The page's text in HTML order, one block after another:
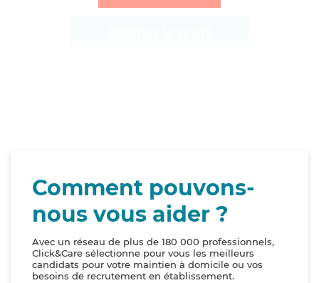
Comment pouvons-
nous vous aider ?
Avec un réseau de plus de 180 000 professionnels,
Click&Care sélectionne pour vous les meilleurs
candidats pour votre maintien à domicile ou vos
besoins de recrutement en établissement.